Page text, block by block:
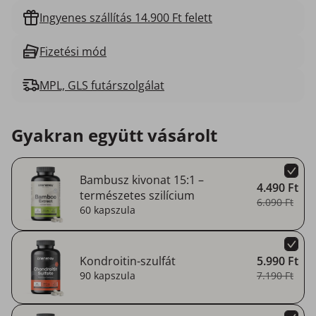
Ingyenes szállítás 14.900 Ft felett
Fizetési mód
MPL, GLS futárszolgálat
Gyakran együtt vásárolt
Bambusz kivonat 15:1 –
természetes szilícium
60 kapszula
4.490 Ft
6.090 Ft
Kondroitin-szulfát
90 kapszula
5.990 Ft
7.190 Ft